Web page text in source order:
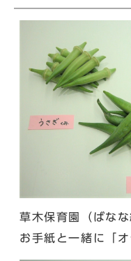
草木保育園（ばな
お手紙と一緒に「